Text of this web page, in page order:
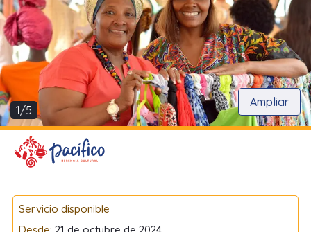
1/5
Ampliar
Servicio disponible